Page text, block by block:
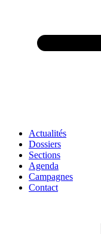
Actualités
Dossiers
Sections
Agenda
Campagnes
Contact